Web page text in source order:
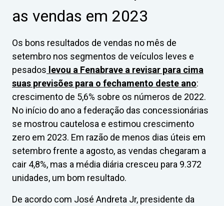
as vendas em 2023
Os bons resultados de vendas no mês de
setembro nos segmentos de veículos leves e
pesados levou a Fenabrave a revisar para cima
suas previsões para o fechamento deste ano:
crescimento de 5,6% sobre os números de 2022.
No início do ano a federação das concessionárias
se mostrou cautelosa e estimou crescimento
zero em 2023. Em razão de menos dias úteis em
setembro frente a agosto, as vendas chegaram a
cair 4,8%, mas a média diária cresceu para 9.372
unidades, um bom resultado.
De acordo com José Andreta Jr, presidente da